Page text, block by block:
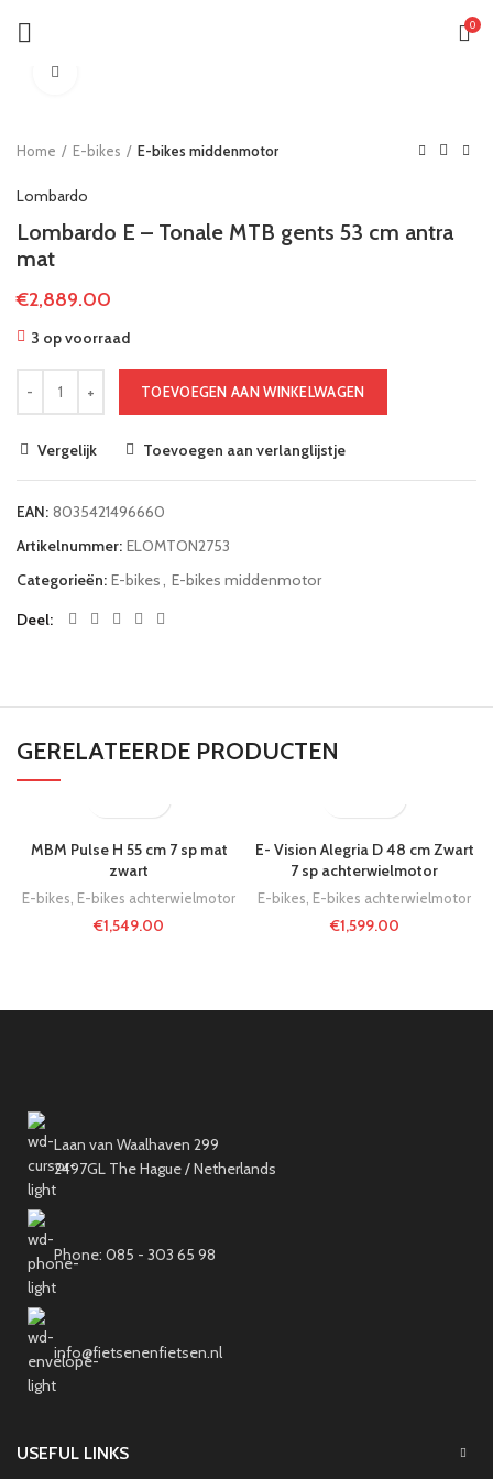
0
Home E-bikes E-bikes middenmotor
Lombardo
Lombardo E – Tonale MTB gents 53 cm antra
mat
€2,889.00
3 op voorraad
TOEVOEGEN AAN WINKELWAGEN
Vergelijk Toevoegen aan verlanglijstje
EAN: 8035421496660
Artikelnummer: ELOMTON2753
Categorieën: E-bikes, E-bikes middenmotor
Deel
GERELATEERDE PRODUCTEN
MBM Pulse H 55 cm 7 sp mat
zwart
E-bikes E-bikes achterwielmotor
€1,549.00
E- Vision Alegria D 48 cm Zwart
7 sp achterwielmotor
E-bikes E-bikes achterwielmotor
€1,599.00
Laan van Waalhaven 299
2497GL The Hague / Netherlands
Phone: 085 - 303 65 98
info@fietsenenfietsen.nl
USEFUL LINKS